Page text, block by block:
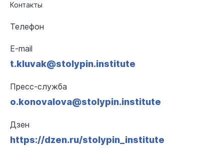
Контакты
Телефон
E-mail
t.kluvak@stolypin.institute
Пресс-служба
o.konovalova@stolypin.institute
Дзен
https://dzen.ru/stolypin_institute